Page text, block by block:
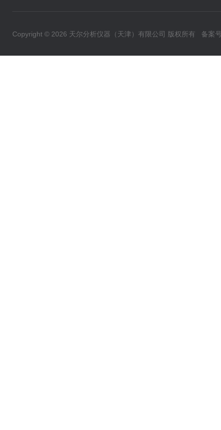
Copyright © 2026 天尔分析仪器（天津）有限公司 版权所有 备案